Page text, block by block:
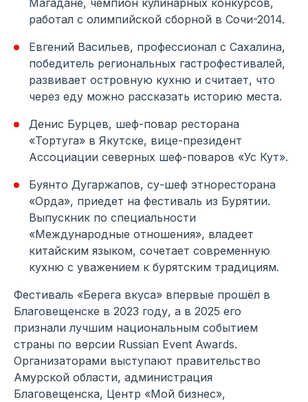
Магадане, чемпион кулинарных конкурсов,
работал с олимпийской сборной в Сочи-2014.
Евгений Васильев, профессионал с Сахалина,
победитель региональных гастрофестивалей,
развивает островную кухню и считает, что
через еду можно рассказать историю места.
Денис Бурцев, шеф-повар ресторана
«Тортуга» в Якутске, вице-президент
Ассоциации северных шеф-поваров «Ус Кут».
Буянто Дугаржапов, су-шеф этноресторана
«Орда», приедет на фестиваль из Бурятии.
Выпускник по специальности
«Международные отношения», владеет
китайским языком, сочетает современную
кухню с уважением к бурятским традициям.
Фестиваль «Берега вкуса» впервые прошёл в
Благовещенске в 2023 году, а в 2025 его
признали лучшим национальным событием
страны по версии Russian Event Awards.
Организаторами выступают правительство
Амурской области, администрация
Благовещенска, Центр «Мой бизнес»,